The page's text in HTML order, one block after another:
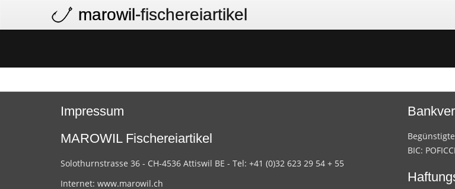
marowil-fischereiartikel
Impressum
MAROWIL Fischereiartikel
Solothurnstrasse 36 - CH-4536 Attiswil BE - Tel: +41 (0)32 623 29 54 + 55
Internet: www.marowil.ch
BIC: